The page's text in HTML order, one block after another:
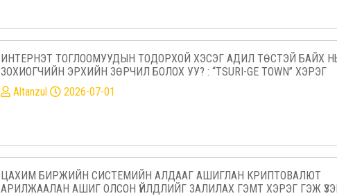
ИНТЕРНЭТ ТОГЛООМУУДЫН ТОДОРХОЙ ХЭСЭГ АДИЛ ТӨСТЭЙ БАЙХ
ЗОХИОГЧИЙН ЭРХИЙН ЗӨРЧИЛ БОЛОХ УУ? : “TSURI-GE TOWN” ХЭРЭГ
Altanzul
2026-07-01
ЦАХИМ БИРЖИЙН СИСТЕМИЙН АЛДААГ АШИГЛАН КРИПТОВАЛЮТ
АРИЛЖААЛАН АШИГ ОЛСОН ҮЙЛДЛИЙГ ЗАЛИЛАХ ГЭМТ ХЭРЭГ ГЭЖ